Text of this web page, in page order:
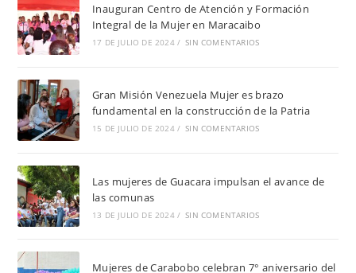
Inauguran Centro de Atención y Formación
Integral de la Mujer en Maracaibo
17 DE JULIO DE 2024 / SIN COMENTARIOS
Gran Misión Venezuela Mujer es brazo
fundamental en la construcción de la Patria
15 DE JULIO DE 2024 / SIN COMENTARIOS
Las mujeres de Guacara impulsan el avance de
las comunas
13 DE JULIO DE 2024 / SIN COMENTARIOS
Mujeres de Carabobo celebran 7° aniversario del